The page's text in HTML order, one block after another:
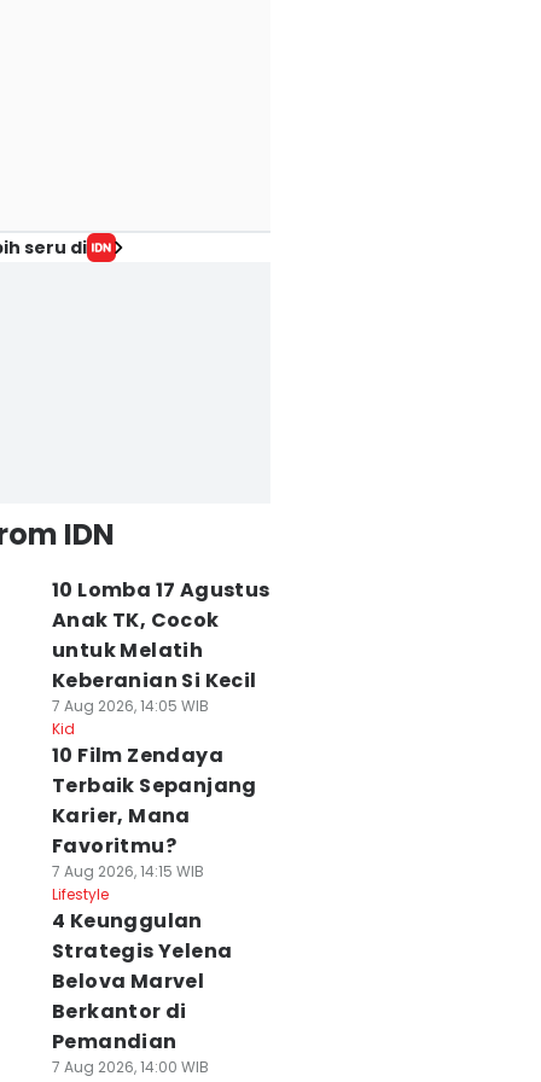
seru di
IDN
10 Lomba 17 Agustus
Anak TK, Cocok
untuk Melatih
Keberanian Si Kecil
7 Aug 2026, 14:05 WIB
Kid
10 Film Zendaya
Terbaik Sepanjang
Karier, Mana
Favoritmu?
7 Aug 2026, 14:15 WIB
Lifestyle
4 Keunggulan
Strategis Yelena
Belova Marvel
Berkantor di
Pemandian
7 Aug 2026, 14:00 WIB